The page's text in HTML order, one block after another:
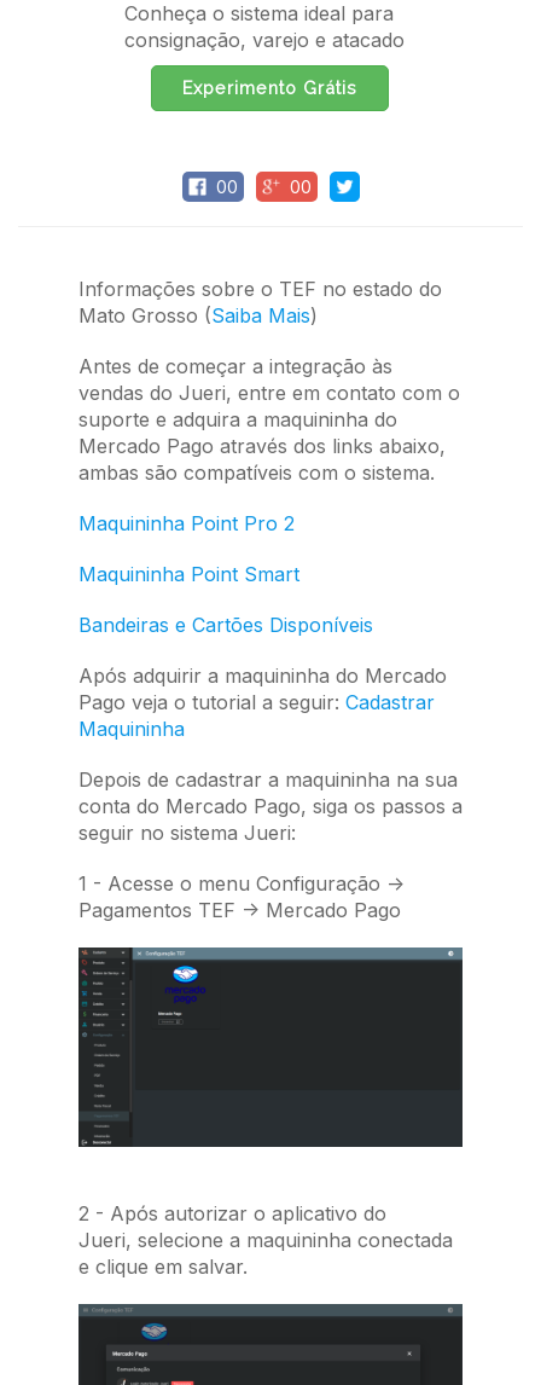
Conheça o sistema ideal para
consignação, varejo e atacado
Experimento Grátis
00 00
Informações sobre o TEF no estado do
Mato Grosso (Saiba Mais)
Antes de começar a integração às
vendas do Jueri, entre em contato com o
suporte e adquira a maquininha do
Mercado Pago através dos links abaixo,
ambas são compatíveis com o sistema.
Maquininha Point Pro 2
Maquininha Point Smart
Bandeiras e Cartões Disponíveis
Após adquirir a maquininha do Mercado
Pago veja o tutorial a seguir: Cadastrar
Maquininha
Depois de cadastrar a maquininha na sua
conta do Mercado Pago, siga os passos a
seguir no sistema Jueri:
1 - Acesse o menu Configuração ->
Pagamentos TEF -> Mercado Pago
2 - Após autorizar o aplicativo do
Jueri, selecione a maquininha conectada
e clique em salvar.